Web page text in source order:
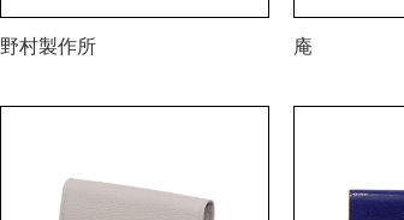
野村製作所 庵